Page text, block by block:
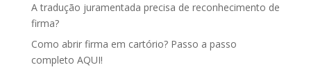
A tradução juramentada precisa de reconhecimento de
firma?
Como abrir firma em cartório? Passo a passo
completo AQUI!